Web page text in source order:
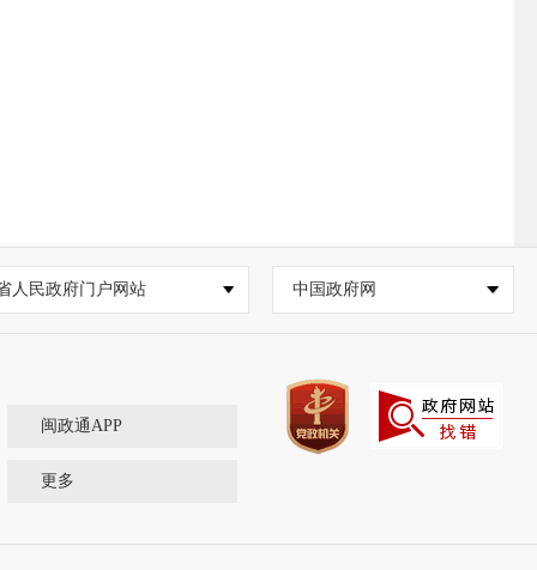
人民政府门户网站 中国政府网
闽政通APP
更多